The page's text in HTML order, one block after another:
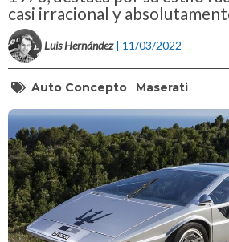
casi irracional y
Luis Hernández | 11/03/2022
Auto Concepto Maserati